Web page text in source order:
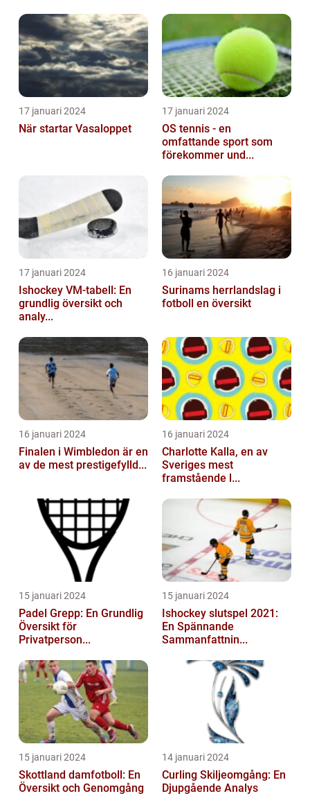
17 januari 2024
När startar Vasaloppet
17 januari 2024
OS tennis - en
omfattande sport som
förekommer und...
17 januari 2024
Ishockey VM-tabell: En
grundlig översikt och
analy...
16 januari 2024
Surinams herrlandslag i
fotboll en översikt
16 januari 2024
Finalen i Wimbledon är en
av de mest prestigefylld...
16 januari 2024
Charlotte Kalla, en av
Sveriges mest
framstående l...
15 januari 2024
Padel Grepp: En Grundlig
Översikt för
Privatperson...
15 januari 2024
Ishockey slutspel 2021:
En Spännande
Sammanfattnin...
15 januari 2024
Skottland damfotboll: En
Översikt och Genomgång
14 januari 2024
Curling Skiljeomgång: En
Djupgående Analys